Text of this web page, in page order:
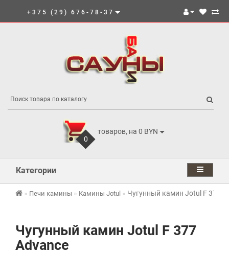
+375 (29) 676-78-37
0
товаров, на 0 BYN
Категории
Печи камины Камины Jotul Чугунный камин Jotul F 377
Чугунный камин Jotul F 377
Advance